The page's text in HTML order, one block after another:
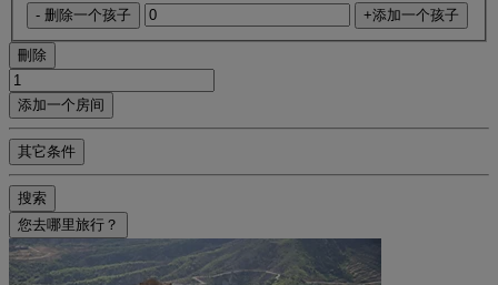
- 删除一个孩子 +添加一个孩子
刪除
添加一个房间
其它条件
搜索
您去哪里旅行？